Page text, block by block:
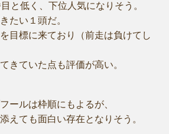
と低く、下位人気になりそう。
たい１頭だ。
目標に来ており（前走は負けてし
きていた点も評価が高い。
ールは枠順にもよるが、
えても面白い存在となりそう。